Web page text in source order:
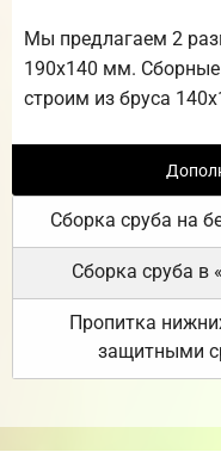
Мы предлагаем 2
190х140 мм. Сборные
строим из бруса
Сборка сруба на
Сборка сруба в
Пропитка
защитными